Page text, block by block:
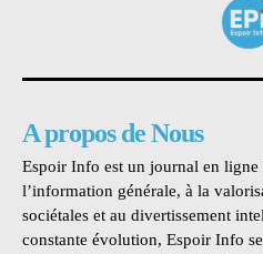
A propos de Nous
Espoir Info est un journal en ligne
l’information générale, à la
sociétales et au divertissement
constante évolution, Espoir Info